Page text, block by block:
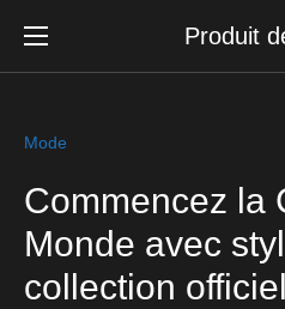
Produit
Mode
Commencez la
Monde avec
collection